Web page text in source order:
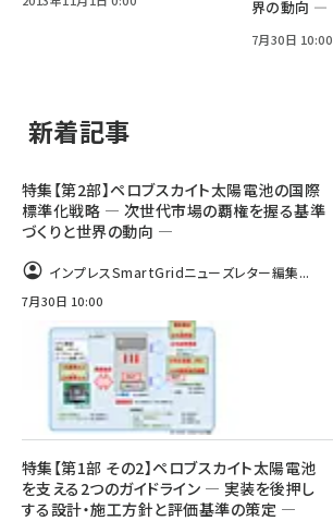
界の動向 ―
7月30日 10:00
新着記事
特集【第2部】ペロブスカイト太陽電池の国際
標準化戦略 ― 次世代市場の覇権を握る基準
づくりと世界の動向 ―
インプレスSmartGridニューズレター編集...
7月30日 10:00
特集【第1部 その2】ペロブスカイト太陽電池
を支える2つのガイドライン ― 実装を後押し
する設計・施工方針と評価基準の策定 ―